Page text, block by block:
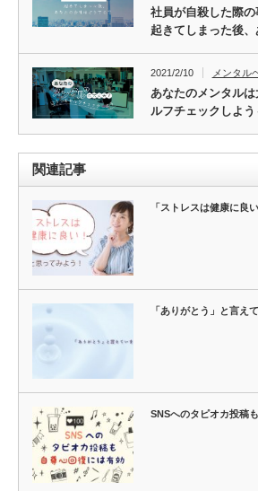
社員が自殺した際
起きてしまった後
2021/2/10 メンタル
あなたのメンタル
ルフチェックしよう
関連記事
「ストレスは健康に良
「ありがとう」と言え
SNSへのタピオカ投稿